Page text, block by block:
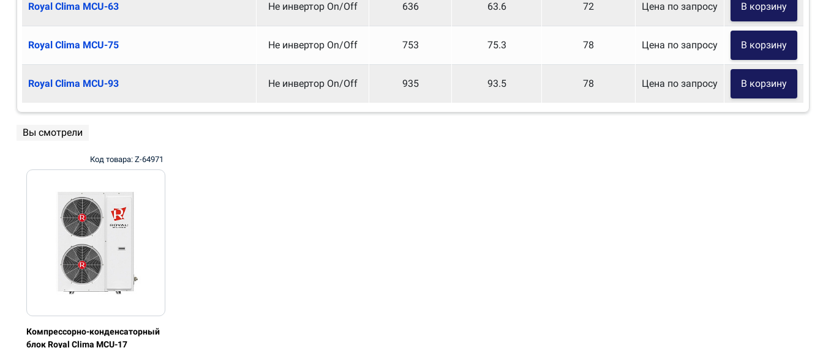
Royal Clima MCU-63 Не инвертор On/Off 636 63.6 72 Цена по запросу В корзину
Royal Clima MCU-75 Не инвертор On/Off 753 75.3 78 Цена по запросу В корзину
Royal Clima MCU-93 Не инвертор On/Off 935 93.5 78 Цена по запросу В корзину
Вы смотрели
Код товара: Z-64971
Компрессорно-конденсаторный
блок Royal Clima MCU-17